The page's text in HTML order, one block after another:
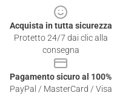
Acquista in tutta sicurezza
Protetto 24/7 dai clic alla
consegna
Pagamento sicuro al 100%
PayPal / MasterCard / Visa